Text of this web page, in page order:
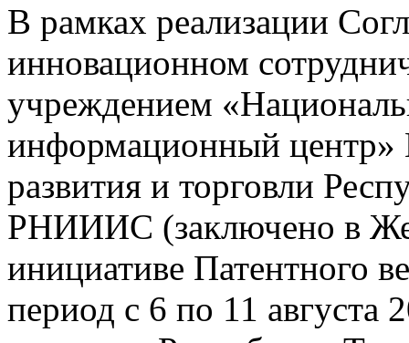
В рамках реализации
инновационном
учреждением
информационный центр»
развития и торговли
РНИИИС (заключено в
инициативе Патентного
период с 6 по 11 августа